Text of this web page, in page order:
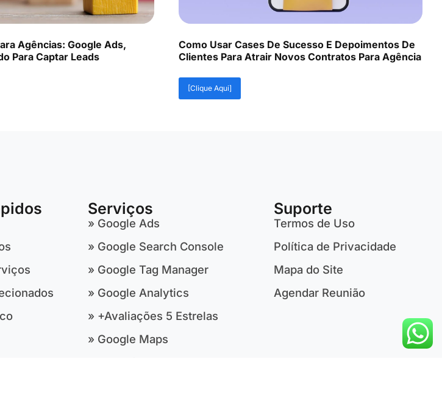
Agências: Google Ads,
Para Captar Leads
Como Usar Cases De Sucesso E Depoimentos De
Clientes Para Atrair Novos Contratos Para Agência
[Clique Aqui]
Serviços
» Google Ads
» Google Search Console
» Google Tag Manager
» Google Analytics
» +Avaliações 5 Estrelas
» Google Maps
Suporte
Termos de Uso
Política de Privacidade
Mapa do Site
Agendar Reunião